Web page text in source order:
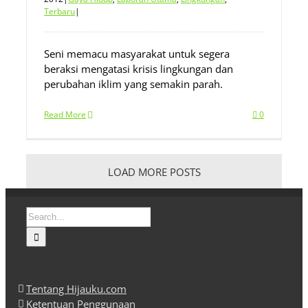
Terbaru|
Seni memacu masyarakat untuk segera
beraksi mengatasi krisis lingkungan dan
perubahan iklim yang semakin parah.
Read More 0
LOAD MORE POSTS
Search
for:
Tentang Hijauku.com
Ketentuan Penggunaan